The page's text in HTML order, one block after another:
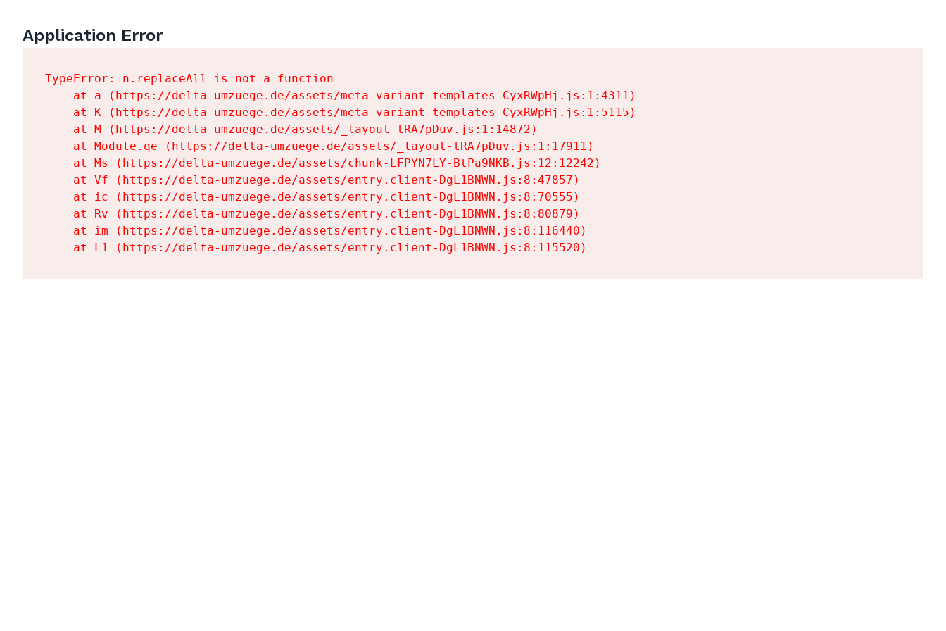
Application Error
TypeError: n.replaceAll is not a function
    at a (https://delta-umzuege.de/assets/meta-variant-templates-CyxRWpHj.js:1:4311)
    at K (https://delta-umzuege.de/assets/meta-variant-templates-CyxRWpHj.js:1:5115)
    at M (https://delta-umzuege.de/assets/_layout-tRA7pDuv.js:1:14872)
    at Module.qe (https://delta-umzuege.de/assets/_layout-tRA7pDuv.js:1:17911)
    at Ms (https://delta-umzuege.de/assets/chunk-LFPYN7LY-BtPa9NKB.js:12:12242)
    at Vf (https://delta-umzuege.de/assets/entry.client-DgL1BNWN.js:8:47857)
    at ic (https://delta-umzuege.de/assets/entry.client-DgL1BNWN.js:8:70555)
    at Rv (https://delta-umzuege.de/assets/entry.client-DgL1BNWN.js:8:80879)
    at im (https://delta-umzuege.de/assets/entry.client-DgL1BNWN.js:8:116440)
    at L1 (https://delta-umzuege.de/assets/entry.client-DgL1BNWN.js:8:115520)